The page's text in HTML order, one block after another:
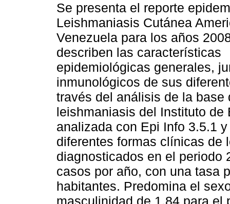
Se presenta el reporte
Leishmaniasis Cutánea
Venezuela para los años
describen las características
epidemiológicas generales,
inmunológicos de sus
través del análisis de la
leishmaniasis del Instituto
analizada con Epi Info 3.5.1
diferentes formas clínicas de
diagnosticados en el periodo
casos por año, con una tasa
habitantes. Predomina el
masculinidad de 1,84 para el